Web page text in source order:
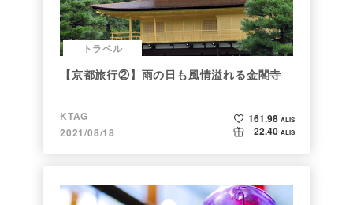
トラベル
【京都旅行②】雨の日も風情溢れる金閣寺
KTAG
2021/08/18
161.98 ALIS
22.40 ALIS